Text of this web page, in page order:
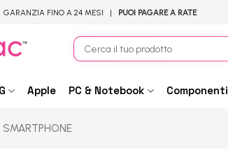
FINO A 24 MESI | PUOI PAGARE A RATE
Cerca:
Apple PC & Notebook Componenti
SMARTPHONE